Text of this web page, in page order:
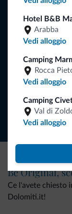
Hotel B&B
Arabba
Vedi alloggio
Camping
Rocca
Vedi alloggio
Camping
Val di
Vedi alloggio
Be Original,
Ce l'avete chiesto
Dolomiti.it!